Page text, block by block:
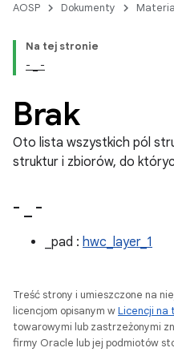
AOSP Dokumenty
Na tej stronie
- _ -
Brak
Oto lista wszystkich pól
struktur i zbiorów, do
- -
_pad : hwc_layer_1
Treść strony i umieszczone na
licencjom opisanym wLicencji na
towarowymi lub zastrzeżonymi
firmy Oracle lub jej podmiotów